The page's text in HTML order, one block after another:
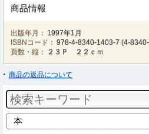
商品情報
出版年月： 1997年1月
ISBNコード： 978-4-8340-1403-7 (4-
頁数・縦：
２３Ｐ ２２ｃｍ
商品の返品について